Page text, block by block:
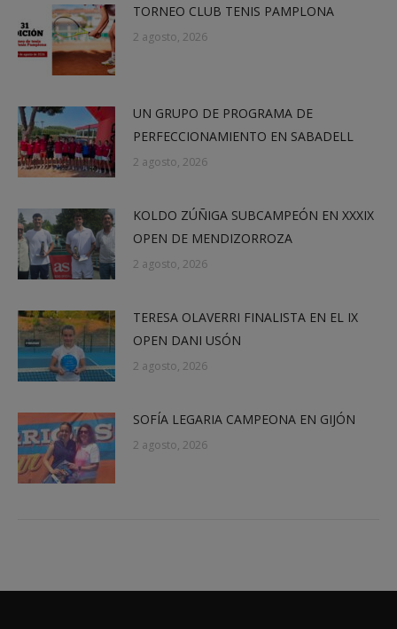
TORNEO CLUB TENIS PAMPLONA
2 agosto, 2026
UN GRUPO DE PROGRAMA DE
PERFECCIONAMIENTO EN SABADELL
2 agosto, 2026
KOLDO ZÚÑIGA SUBCAMPEÓN EN XXXIX
OPEN DE MENDIZORROZA
2 agosto, 2026
TERESA OLAVERRI FINALISTA EN EL IX
OPEN DANI USÓN
2 agosto, 2026
SOFÍA LEGARIA CAMPEONA EN GIJÓN
2 agosto, 2026